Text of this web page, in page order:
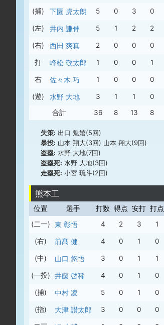
(捕) 下園 虎太朗 5 0 3 0
(左) 井内 謙伸 5 1 2 2
(右) 西田 爽真 2 0 0 0
打 峰松 敬太郎 1 0 0 1
右 佐々木 巧 1 0 0 0
(遊) 水野 大地 3 1 1 0
合計 36 8 13 8
失策: 出口 魁嬉(5回)
暴投: 山本 翔大(3回) 山本 翔大(9回)
盗塁: 水野 大地(7回)
盗塁死: 水野 大地(3回)
走塁死: 小宮 琉斗(2回)
熊本工
位置 選手 打数 得点 安打 打点
(二一)
東 彰悟 4 2 3 1
(右) 前髙 健 4 0 1 0
(中) 山口 悠悟 3 0 1 1
(一投) 井藤 啓稀 4 0 1 0
(捕) 中村 凌 5 0 1 0
(指) 大津 讃太郎 3 0 0 0